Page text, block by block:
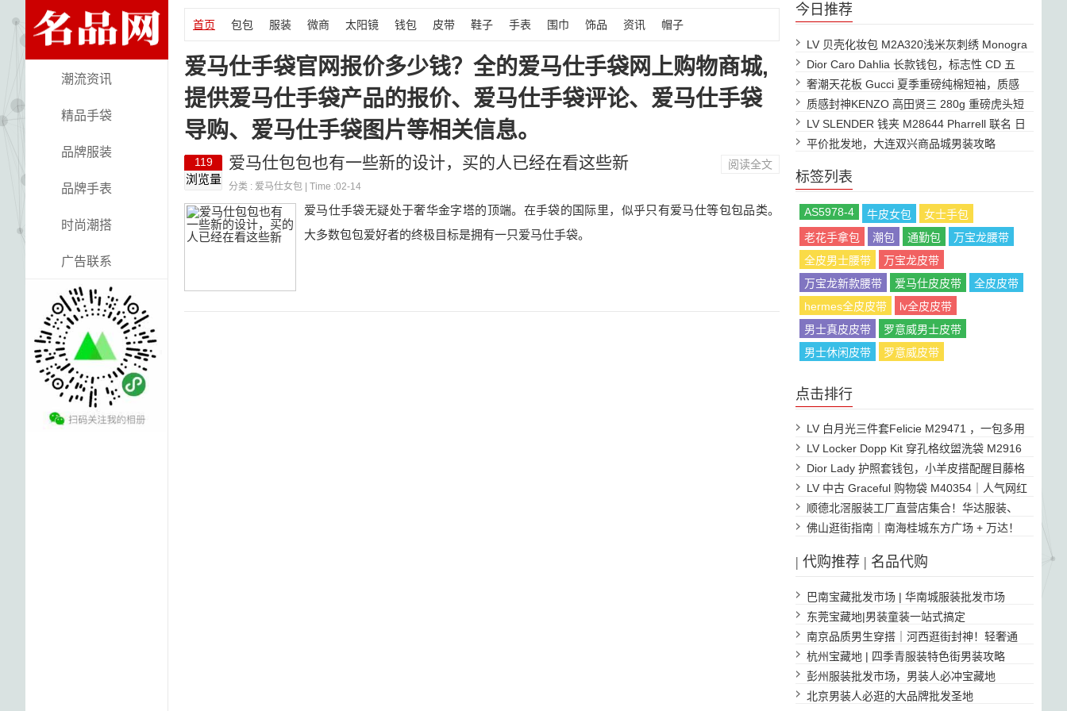
潮流资讯
精品手袋
品牌服装
品牌手表
时尚潮搭
广告联系
首页 包包 服装 微商 太阳镜 钱包 皮带 鞋子 手表 围巾 饰品 资讯 帽子
爱马仕手袋官网报价多少钱？全的爱马仕手袋网上购物商城,
提供爱马仕手袋产品的报价、爱马仕手袋评论、爱马仕手袋
导购、爱马仕手袋图片等相关信息。
阅读全文
119
浏览量
爱马仕包包也有一些新的设计，买的人已经在看这些新
分类 : 爱马仕女包 | Time :02-14
爱马仕手袋无疑处于奢华金字塔的顶端。在手袋的国际里，似乎只有爱马仕等包包品类。
大多数包包爱好者的终极目标是拥有一只爱马仕手袋。
今日推荐
LV 贝壳化妆包 M2A320浅米灰刺绣 Monogra
m，精致大容
Dior Caro Dahlia 长款钱包，标志性 CD 五
金，优雅百
奢潮天花板 Gucci 夏季重磅纯棉短袖，质感
绝了
质感封神KENZO 高田贤三 280g 重磅虎头短
袖太高级
LV SLENDER 钱夹 M28644 Pharrell 联名 日
系街头风
平价批发地，大连双兴商品城男装攻略
标签列表
AS5978-4 牛皮女包
女士手包
老花手拿包
潮包 通勤包
万宝龙腰带
全皮男士腰带
万宝龙皮带
万宝龙新款腰带
爱马仕皮皮带
全皮皮带
hermes全皮皮带
lv全皮皮带
男士真皮皮带
罗意威男士皮带
男士休闲皮带
罗意威皮带
点击排行
LV 白月光三件套Felicie M29471 ，一包多用
通勤百搭
LV Locker Dopp Kit 穿孔格纹盥洗袋 M2916
5，旅行出
Dior Lady 护照套钱包，小羊皮搭配醒目藤格
纹，卡槽
LV 中古 Graceful 购物袋 M40354｜人气网红
托特包！
顺德北滘服装工厂直营店集合！华达服装、
威莱制衣源
佛山逛街指南｜南海桂城东方广场 + 万达！
| 代购推荐 | 名品代购
巴南宝藏批发市场 | 华南城服装批发市场
东莞宝藏地|男装童装一站式搞定
南京品质男生穿搭｜河西逛街封神！轻奢通
勤首选地
杭州宝藏地 | 四季青服装特色街男装攻略
彭州服装批发市场，男装人必冲宝藏地
北京男装人必逛的大品牌批发圣地